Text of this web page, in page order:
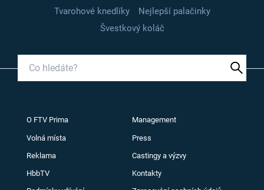
Tvarohové knedlíky
Nejlepší palačinky
Švestkový koláč
O FTV Prima Management
Volná místa Press
Reklama Castingy a výzvy
HbbTV Kontakty